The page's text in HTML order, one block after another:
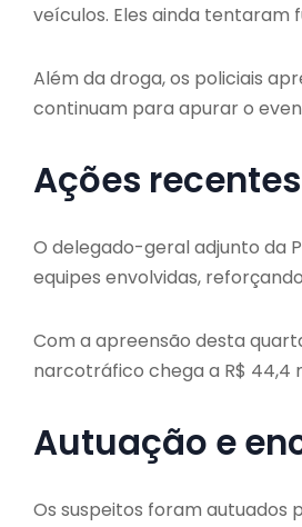
veículos. Eles ainda tentaram
Além da droga, os policiais
continuam para apurar o
Ações
O delegado-geral adjunto da
equipes envolvidas,
Com a apreensão desta
narcotráfico chega a R$ 44,4
Autuação e
Os suspeitos foram autuados